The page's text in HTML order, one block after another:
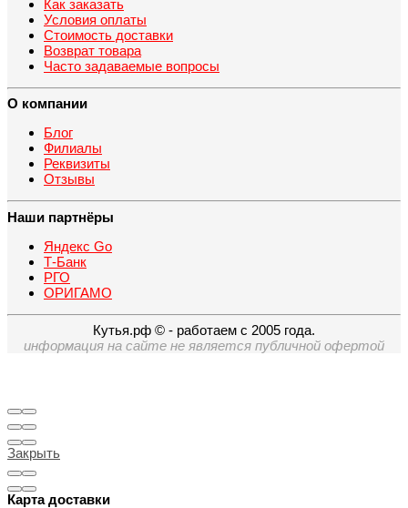
Как заказать
Условия оплаты
Стоимость доставки
Возврат товара
Часто задаваемые вопросы
О компании
Блог
Филиалы
Реквизиты
Отзывы
Наши партнёры
Яндекс Go
Т-Банк
РГО
ОРИГАМО
Кутья.рф © - работаем с 2005 года.
информация на сайте не является публичной офертой
Закрыть
Карта доставки